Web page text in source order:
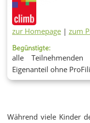
zur Homepage | zum
Begünstigte:
alle
Eigenanteil ohne
Während viele Kinder